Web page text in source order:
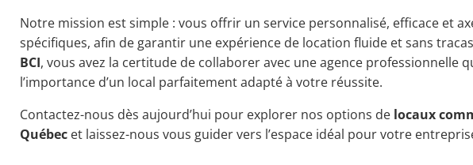
Notre mission est simple : vous offrir un service personnalisé, efficace et
spécifiques, afin de garantir une expérience de location fluide et sans
BCI, vous avez la certitude de collaborer avec une agence professionnelle
l’importance d’un local parfaitement adapté à votre réussite.
Contactez-nous dès aujourd’hui pour explorer nos options de locaux
Québec et laissez-nous vous guider vers l’espace idéal pour votre